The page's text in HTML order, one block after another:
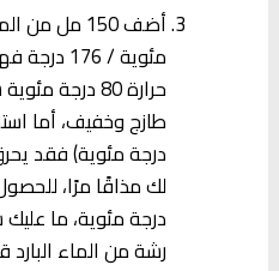
مئوية /
حرارة 80
درجة مئوية) فقد
درجة مئوية، ما
رشة من الماء